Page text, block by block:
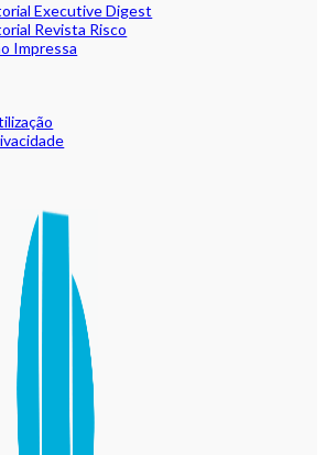
Executive Digest
Revista Risco
Impressa